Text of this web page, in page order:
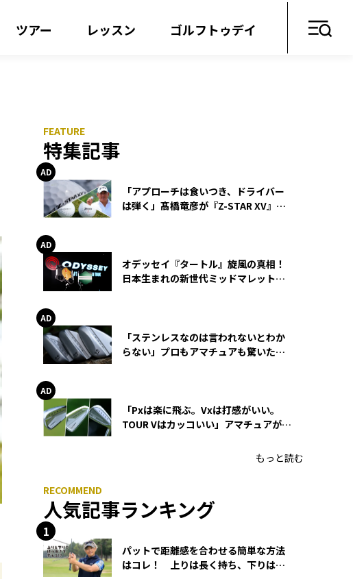
ツアー レッスン ゴルフトゥデイ
特集記事
「アプローチは食いつき、ドライバー
は弾く」髙橋竜彦が『Z-STAR XV』を
オデッセイ『タートル』旋風の真相！
日本生まれの新世代ミッドマレットが
「ステンレスなのは言われないとわか
らない」プロもアマチュアも驚いた
「Pxは楽に飛ぶ。Vxは打感がいい。
TOUR Vはカッコいい」アマチュアが選
もっと読む
人気記事ランキング
パットで距離感を合わせる簡単な方法
はコレ！ 上りは長く持ち、下りは短